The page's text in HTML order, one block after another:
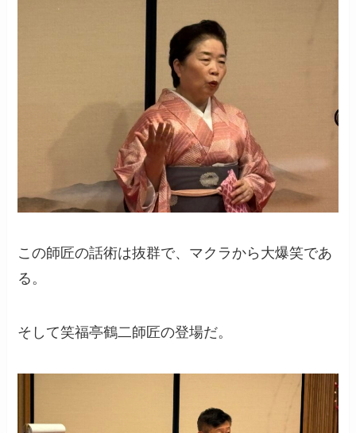
この師匠の話術は抜群で、マクラから大爆笑であ
る。
そして笑福亭鶴二師匠の登場だ。